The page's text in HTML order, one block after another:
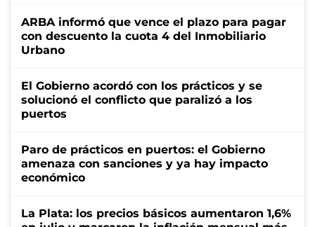
ARBA informó que vence el plazo para pagar
con descuento la cuota 4 del Inmobiliario
Urbano
El Gobierno acordó con los prácticos y se
solucionó el conflicto que paralizó a los
puertos
Paro de prácticos en puertos: el Gobierno
amenaza con sanciones y ya hay impacto
económico
La Plata: los precios básicos aumentaron 1,6%